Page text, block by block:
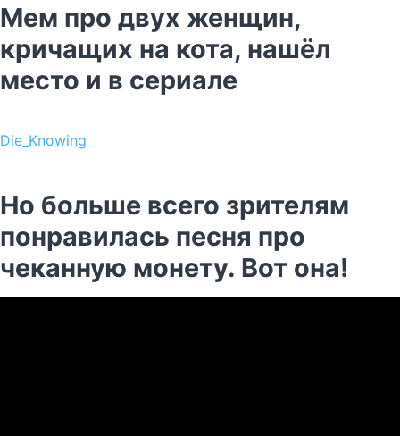
Мем про двух женщин,
кричащих на кота, нашёл
место и в сериале
Die_Knowing
Но больше всего зрителям
понравилась песня про
чеканную монету. Вот она!